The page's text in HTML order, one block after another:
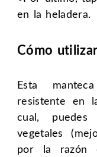
en la heladera.
Cómo
Esta
resistente en
cual,
vegetales
por la razón